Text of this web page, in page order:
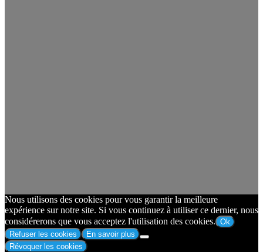
Nous utilisons des cookies pour vous garantir la meilleure
expérience sur notre site. Si vous continuez à utiliser ce dernier, nous
considérerons que vous acceptez l'utilisation des cookies. Ok
Refuser les cookies
En savoir plus
Révoquer les cookies